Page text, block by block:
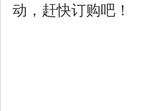
动，赶快订购吧！